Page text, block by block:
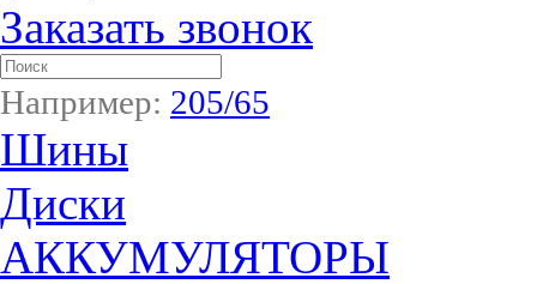
Заказать звонок
Например: 205/65
Шины
Диски
АККУМУЛЯТОРЫ